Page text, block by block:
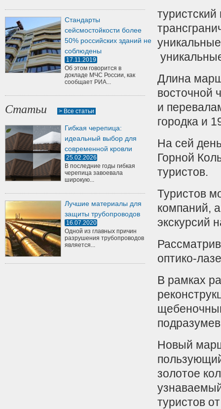
Стандарты
сейсмостойкости более
50% российских зданий не
соблюдены
17.11.2019
Об этом говорится в
докладе МЧС России, как
сообщает РИА...
Статьи > Все статьи
Гибкая черепица:
идеальный выбор для
современной кровли
25.02.2026
В последние годы гибкая
черепица завоевала
широкую...
Лучшие материалы для
защиты трубопроводов
16.07.2020
Одной из главных причин
разрушения трубопроводов
является...
Длина
восточной
и
городка и
На сей
Горной
туристов.
Туристов
компаний,
экскурсий
оптико-
В рамках
Новый
золотое
туристов